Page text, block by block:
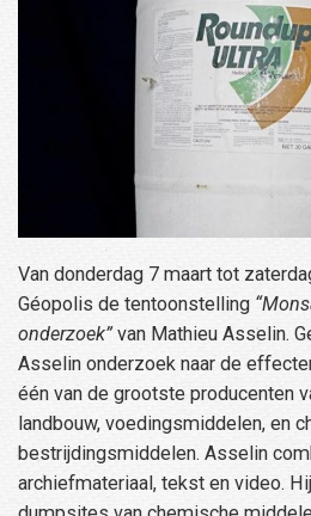
Van donderdag 7 maart tot
Géopolis de tentoonstelling
onderzoek”van Mathieu Asselin.
Asselin onderzoek naar de
één van de grootste producenten
landbouw, voedingsmiddelen, en
bestrijdingsmiddelen. Asselin
archiefmateriaal, tekst en video.